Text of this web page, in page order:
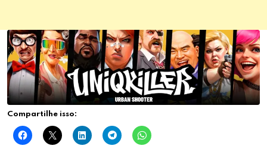
Compartilhe isso: